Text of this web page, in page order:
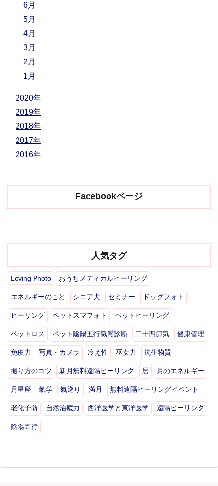
6月
5月
4月
3月
2月
1月
2020年
2019年
2018年
2017年
2016年
Facebookページ
人気タグ
Loving Photo おうちメディカルヒーリング
エネルギーのこと シニア犬 セミナー ドッグフォト
ヒーリング ペットスマフォト ペットヒーリング
ペットロス ペット陰陽五行氣質診断 二十四節気 健康管理
免疫力 写真・カメラ 冷え性 巫女力 抗生物質
撮り方のコツ 新月無料遠隔ヒーリング 暦 月のエネルギー
月星座 氣学 氣巡り 満月 無料遠隔ヒーリングイベント
老化予防 自然治癒力 西洋医学と東洋医学 遠隔ヒーリング
陰陽五行